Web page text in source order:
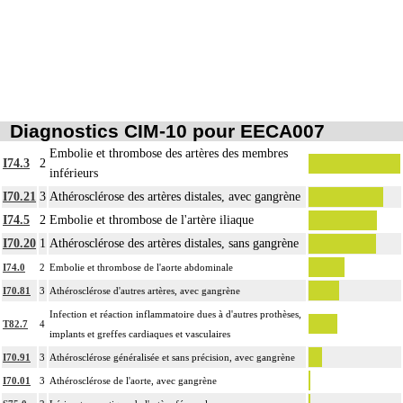
Notes
ponction transcutanée du vaisseau ou par incision du vaisseau
Par pontage vasculaire, on entend : déviation du flux vasculaire sans exérèse de
Par remplacement d'un vaisseau ou d'une structure vasculaire, on entend :
résection d'un axe ou d'une structure vasculaire avec reconstruction par greffe
ou prothèse.
Par thoracotomie, on entend : tout abord de la cavité thoracique - sternotomie,
thoracotomie latérale, thoracotomie postérieure.
La circulation extracorporelle [CEC] pour acte intrathoracique inclut, pour le
chirurgien, l'installation, la conduite de la circulation extracorporelle, et son
ablation. Elle inclut les responsabilités suivantes :
- décision de l'indication et choix de la technique
Diagnostics CIM-10 pour EECA007
I74.3 2
Embolie et thrombose des artères des membres
inférieurs
I70.21 3 Athérosclérose des artères distales, avec gangrène
I74.5
2 Embolie et thrombose de l'artère iliaque
I70.20 1 Athérosclérose des artères distales, sans gangrène
I74.0 2 Embolie et thrombose de l'aorte abdominale
I70.81 3 Athérosclérose d'autres artères, avec gangrène
T82.7 4
Infection et réaction inflammatoire dues à d'autres prothèses,
implants et greffes cardiaques et vasculaires
I70.91 3 Athérosclérose généralisée et sans précision, avec gangrène
I70.01 3 Athérosclérose de l'aorte, avec gangrène